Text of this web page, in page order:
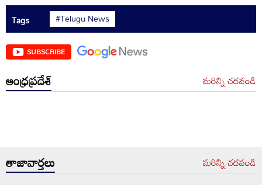
Tags #Telugu News
SUBSCRIBE
ఆంధ్రప్రదేశ్ మరిన్ని చదవండి
తాజావార్తలు మరిన్ని చదవండి